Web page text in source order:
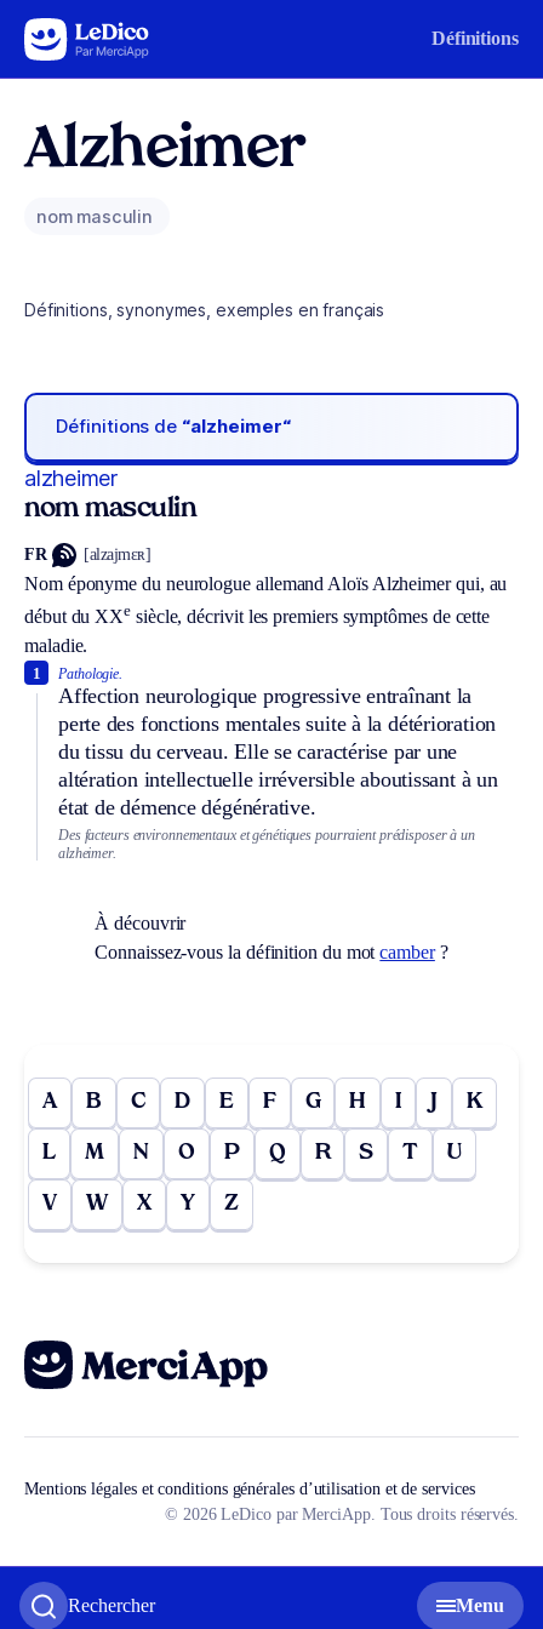
Aller au contenu Définitions
Rechercher Menu
Alzheimer
nom masculin
Définitions, synonymes, exemples en français
Définitions de “alzheimer“
alzheimer
nom masculin
FR [alzajmɛʀ]
Nom éponyme du neurologue allemand Aloïs Alzheimer qui, au
début du XXe siècle, décrivit les premiers symptômes de cette
maladie.
Pathologie.
Affection neurologique progressive entraînant la
perte des fonctions mentales suite à la détérioration
du tissu du cerveau. Elle se caractérise par une
altération intellectuelle irréversible aboutissant à un
état de démence dégénérative.
1
Des facteurs environnementaux et génétiques pourraient prédisposer à un
alzheimer.
À découvrir
Connaissez-vous la définition du motcamber?
A B C D E F G H I J K
L M N O P Q R S T U
V W X Y Z
Mentions légales et conditions générales d’utilisation et de services
© 2026 LeDico par MerciApp. Tous droits réservés.